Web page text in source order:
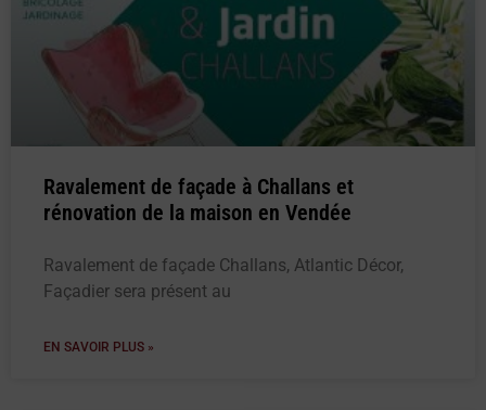
Ravalement de façade à Challans et
rénovation de la maison en Vendée
Ravalement de façade Challans, Atlantic Décor,
Façadier sera présent au
EN SAVOIR PLUS »